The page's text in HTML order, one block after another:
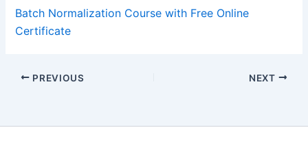
Batch Normalization Course with Free Online
Certificate
PREVIOUS NEXT